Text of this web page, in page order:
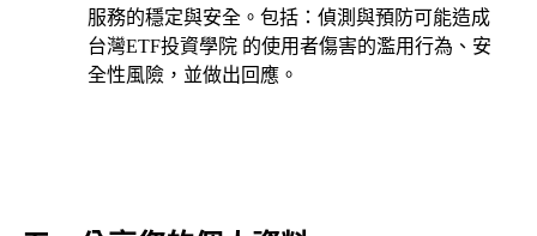
服務的穩定與安全。包括：偵測與預防可能造成
台灣ETF投資學院 的使用者傷害的濫用行為、安
全性風險，並做出回應。